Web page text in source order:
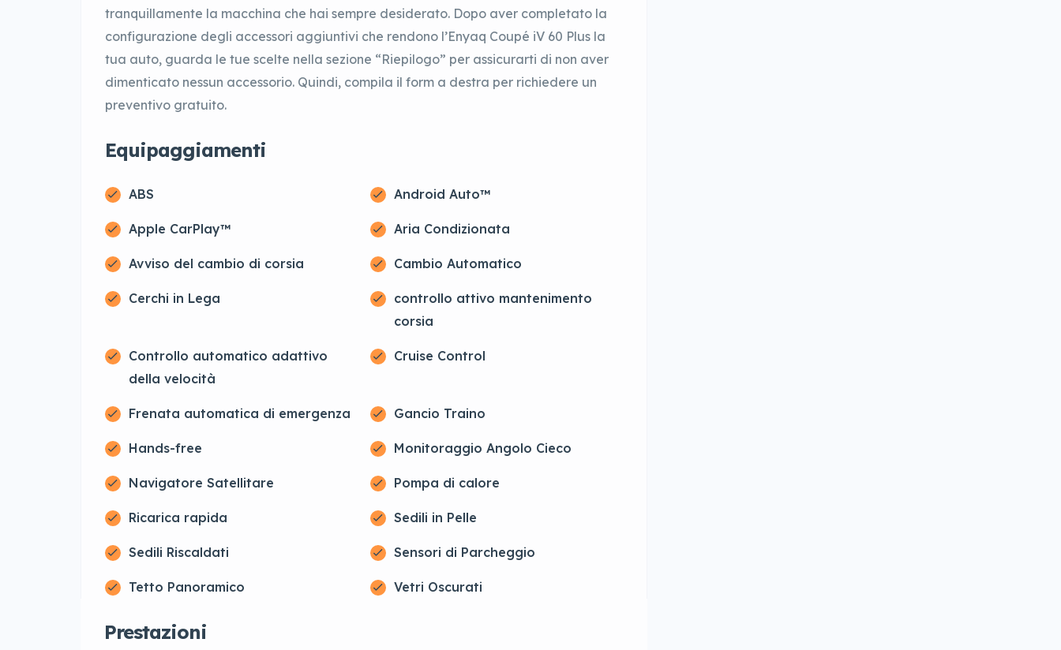
tranquillamente la macchina che hai sempre desiderato. Dopo aver completato la
configurazione degli accessori aggiuntivi che rendono l’Enyaq Coupé iV 60 Plus la
tua auto, guarda le tue scelte nella sezione “Riepilogo” per assicurarti di non aver
dimenticato nessun accessorio. Quindi, compila il form a destra per richiedere un
preventivo gratuito.
Equipaggiamenti
ABS Android Auto™
Apple CarPlay™ Aria Condizionata
Avviso del cambio di corsia Cambio Automatico
Cerchi in Lega
controllo attivo mantenimento
corsia
Controllo automatico adattivo
della velocità
Cruise Control
Frenata automatica di emergenza Gancio Traino
Hands-free Monitoraggio Angolo Cieco
Navigatore Satellitare Pompa di calore
Ricarica rapida Sedili in Pelle
Sedili Riscaldati Sensori di Parcheggio
Tetto Panoramico Vetri Oscurati
Prestazioni